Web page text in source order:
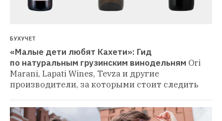
БУХУЧЕТ
«Малые дети любят Кахети»: Гид
по натуральным грузинским винодельням Ori
Marani, Lapati Wines, Tevza и другие
производители, за которыми стоит следить